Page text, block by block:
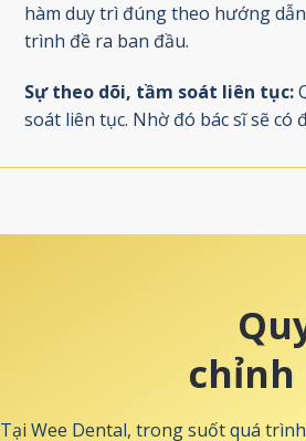
hàm duy trì đúng theo hướng
trình đề ra ban đầu.
Sự theo dõi, tầm soát liên tục:
soát liên tục. Nhờ đó bác sĩ sẽ
chỉnh
Tại Wee Dental, trong suốt quá